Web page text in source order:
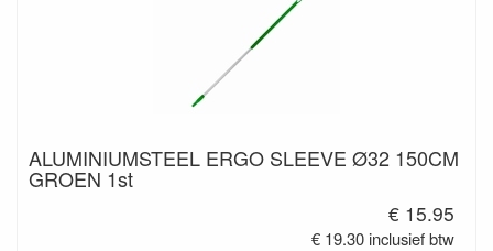
ALUMINIUMSTEEL ERGO SLEEVE Ø32 150CM
GROEN 1st
€ 15.95
€ 19.30 inclusief btw